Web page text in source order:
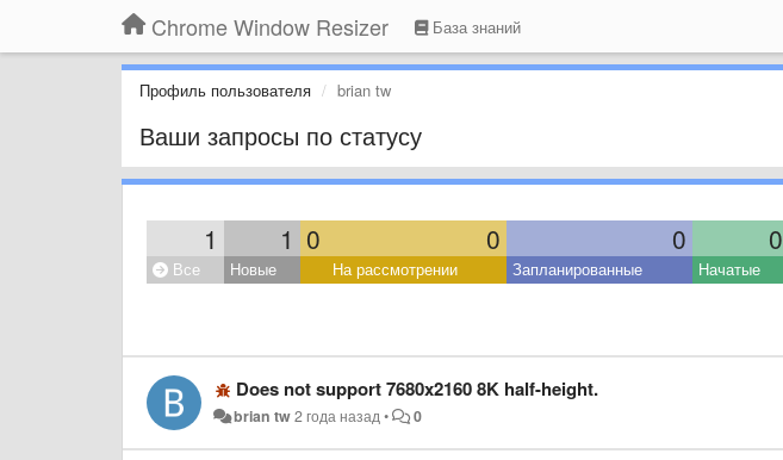
Chrome Window Resizer База знаний
Профиль пользователя brian tw
Ваши запросы по статусу
1 1 0 0 0 0
Все Новые На рассмотрении Запланированные Начатые
Does not support 7680x2160 8K half-height.
brian tw2 года назад• 0